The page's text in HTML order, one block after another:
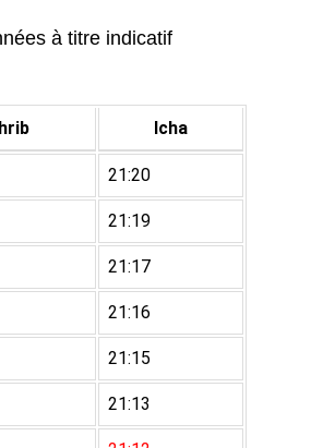
à titre indicatif
Icha
21:20
21:19
21:17
21:16
21:15
21:13